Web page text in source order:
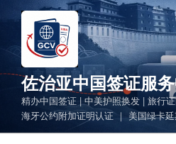
佐治亚中国签证服
精办中国签证 | 中美护照换发 | 旅行
海牙公约附加证明认证 ｜ 美国绿卡